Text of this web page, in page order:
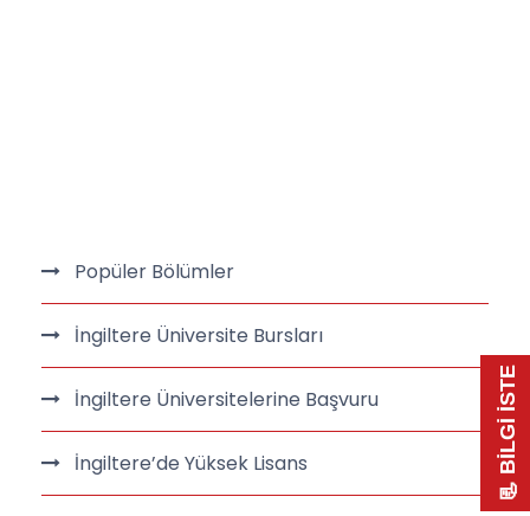
Popüler Bölümler
İngiltere Üniversite Bursları
İngiltere Üniversitelerine Başvuru
İngiltere’de Yüksek Lisans 📃 BİLGİ İSTE